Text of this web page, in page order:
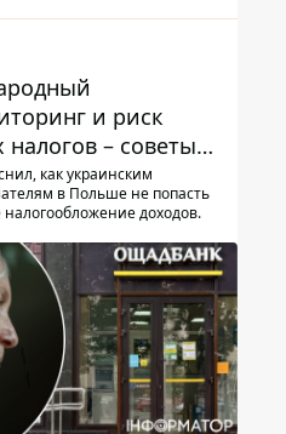
и риск
– советы
в Польше
как украинским
в Польше не попасть
доходов.